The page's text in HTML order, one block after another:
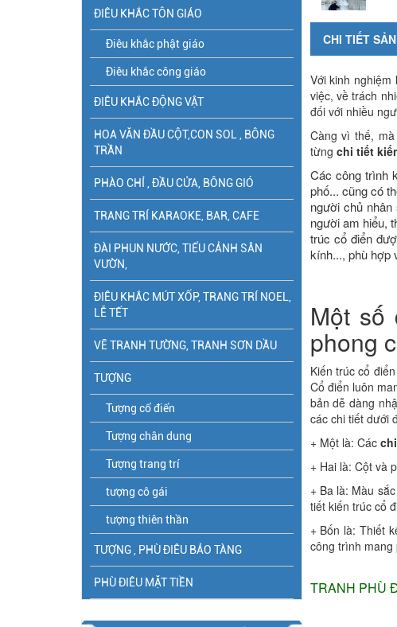
ĐIÊU KHẮC TÔN GIÁO
Điêu khắc phật giáo
Điêu khắc công giáo
ĐIÊU KHẮC ĐỘNG VẬT
HOA VĂN ĐẦU CỘT,CON SOL , BÔNG
TRẦN
PHÀO CHỈ , ĐẦU CỬA, BÔNG GIÓ
TRANG TRÍ KARAOKE, BAR, CAFE
ĐÀI PHUN NƯỚC, TIỂU CẢNH SÂN
VƯỜN,
ĐIÊU KHẮC MÚT XỐP, TRANG TRÍ NOEL,
LỄ TẾT
VẼ TRANH TƯỜNG, TRANH SƠN DẦU
TƯỢNG
Tượng cổ điển
Tượng chân dung
Tượng trang trí
tượng cô gái
tượng thiên thần
TƯỢNG , PHÙ ĐIÊU BẢO TÀNG
PHÙ ĐIÊU MẶT TIỀN
CHI TIẾT
Với kinh
việc, về trách
đối với nhiều
Càng vì thế,
từng chi tiết
Các công trình
phố... cũng có
người chủ
người am hiểu,
trúc cổ điển
kính..., phù hợp
Một số
phong
Kiến trúc cổ
Cổ điển luôn
bản dễ dàng
các chi tiết dưới
+ Một là: Các
+ Hai là: Cột và
+ Ba là: Màu
tiết kiến trúc cổ
+ Bốn là: Thiết
công trình mang
TRANH PHÙ